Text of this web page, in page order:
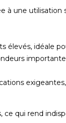
à une utilisation
élevés, idéale
qui rend